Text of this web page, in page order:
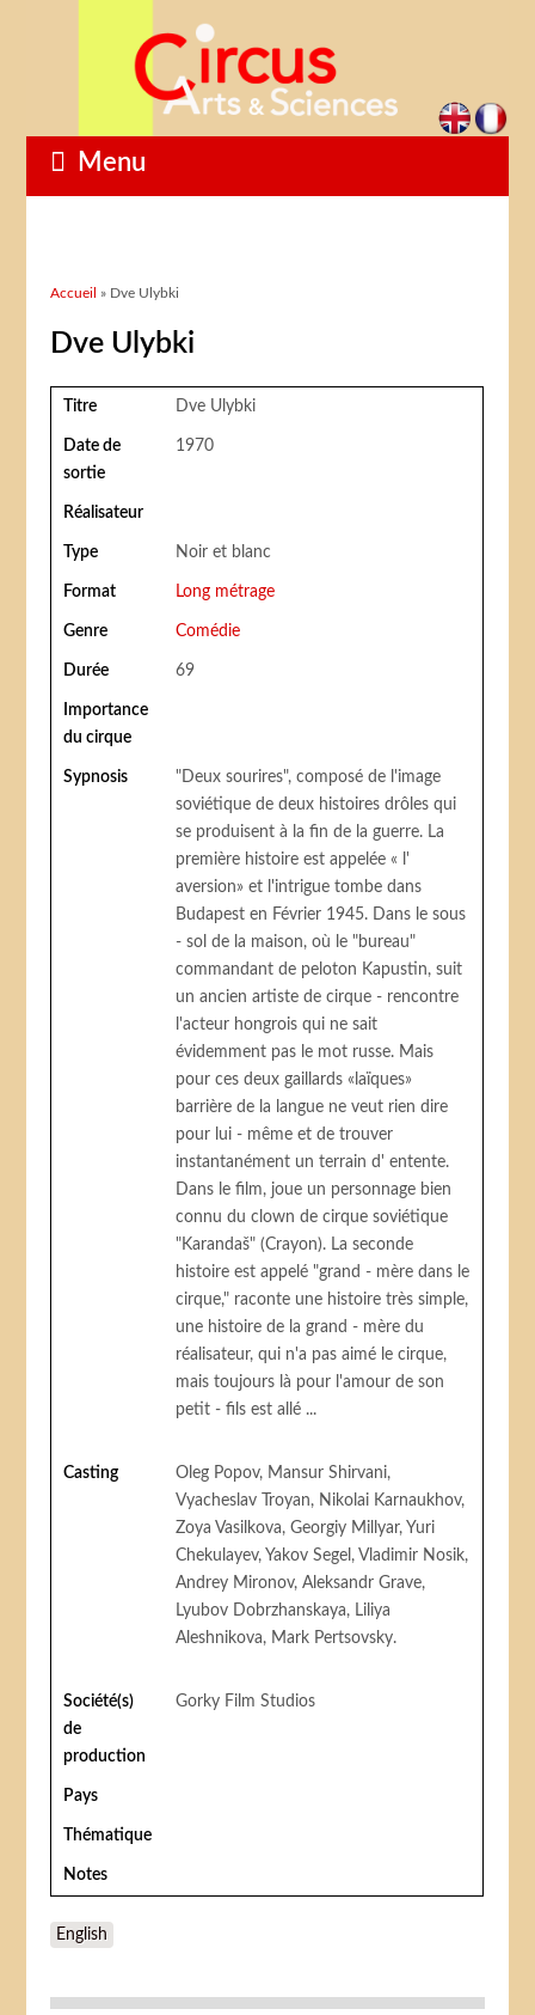
Menu
Vous êtes ici
Accueil » Dve Ulybki
Dve Ulybki
Titre Dve Ulybki
Date de
sortie
1970
Réalisateur
Type Noir et blanc
Format Long métrage
Genre Comédie
Durée 69
Importance
du cirque
Sypnosis
"Deux sourires", composé de l'image
soviétique de deux histoires drôles qui
se produisent à la fin de la guerre. La
première histoire est appelée « l'
aversion» et l'intrigue tombe dans
Budapest en Février 1945. Dans le sous
- sol de la maison, où le "bureau"
commandant de peloton Kapustin, suit
un ancien artiste de cirque - rencontre
l'acteur hongrois qui ne sait
évidemment pas le mot russe. Mais
pour ces deux gaillards «laïques»
barrière de la langue ne veut rien dire
pour lui - même et de trouver
instantanément un terrain d' entente.
Dans le film, joue un personnage bien
connu du clown de cirque soviétique
"Karandaš" (Crayon). La seconde
histoire est appelé "grand - mère dans le
cirque," raconte une histoire très simple,
une histoire de la grand - mère du
réalisateur, qui n'a pas aimé le cirque,
mais toujours là pour l'amour de son
petit - fils est allé ...
Casting
Oleg Popov, Mansur Shirvani,
Vyacheslav Troyan, Nikolai Karnaukhov,
Zoya Vasilkova, Georgiy Millyar, Yuri
Chekulayev, Yakov Segel, Vladimir Nosik,
Andrey Mironov, Aleksandr Grave,
Lyubov Dobrzhanskaya, Liliya
Aleshnikova, Mark Pertsovsky.
Société(s)
de
production
Gorky Film Studios
Pays
Thématique
Notes
English